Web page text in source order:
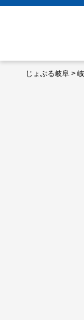
じょぶる岐阜 >